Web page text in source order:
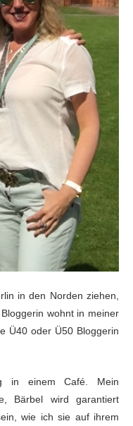
in den Norden ziehen,
wohnt in meiner
Ü40 oder Ü50 Bloggerin
in einem Café. Mein
Bärbel wird garantiert
wie ich sie auf ihrem